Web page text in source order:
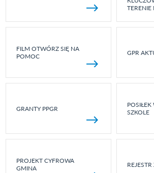
TERENIE
FILM OTWÓRZ SIĘ NA
POMOC
GPR
GRANTY PPGR
SZKOLE
PROJEKT CYFROWA
GMINA